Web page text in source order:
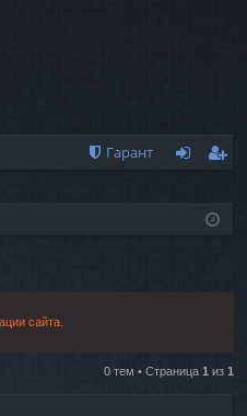
Гарант
ис
сайта.
0 тем • Страница 1 из 1